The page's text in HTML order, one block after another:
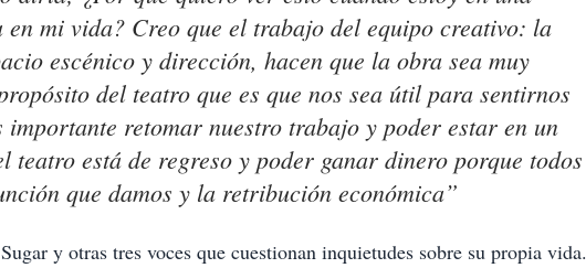
mi vida? Creo que el trabajo del equipo creativo: la
escénico y dirección, hacen que la obra sea muy
del teatro que es que nos sea útil para sentirnos
importante retomar nuestro trabajo y poder estar en un
teatro está de regreso y poder ganar dinero porque todos
que damos y la retribución económica”
y otras tres voces que cuestionan inquietudes sobre su propia vida.